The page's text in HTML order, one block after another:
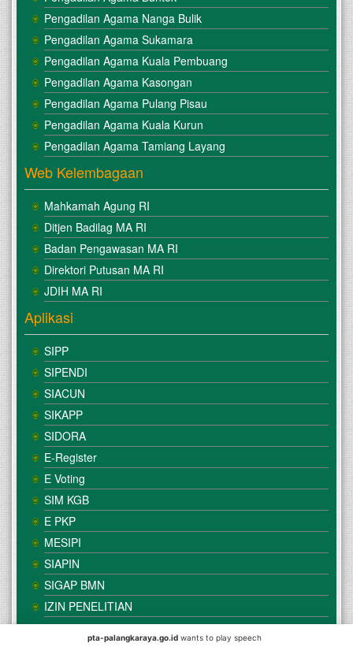
Pengadilan Agama Nanga Bulik
Pengadilan Agama Sukamara
Pengadilan Agama Kuala Pembuang
Pengadilan Agama Kasongan
Pengadilan Agama Pulang Pisau
Pengadilan Agama Kuala Kurun
Pengadilan Agama Tamiang Layang
Web Kelembagaan
Mahkamah Agung RI
Ditjen Badilag MA RI
Badan Pengawasan MA RI
Direktori Putusan MA RI
JDIH MA RI
Aplikasi
SIPP
SIPENDI
SIACUN
SIKAPP
SIDORA
E-Register
E Voting
SIM KGB
E PKP
MESIPI
SIAPIN
SIGAP BMN
IZIN PENELITIAN
pta-palangkaraya.go.id wants to play speech